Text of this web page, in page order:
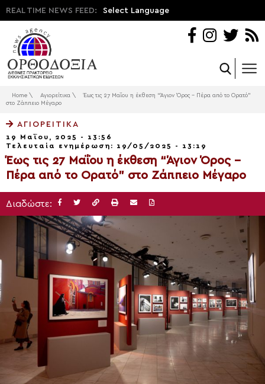
REAL TIME NEWS FEED: Select Language
Home \ Αγιορείτικα \
Έως τις 27 Μαΐου η έκθεση “Άγιον Όρος – Πέρα από το Ορατό”
στο Ζάππειο Μέγαρο
ΑΓΙΟΡΕΊΤΙΚΑ
19 Μαΐου, 2025 - 13:56
Τελευταία ενημέρωση: 19/05/2025 - 13:19
Έως τις 27 Μαΐου η έκθεση “Άγιον Όρος –
Πέρα από το Ορατό” στο Ζάππειο Μέγαρο
Διαδώστε: